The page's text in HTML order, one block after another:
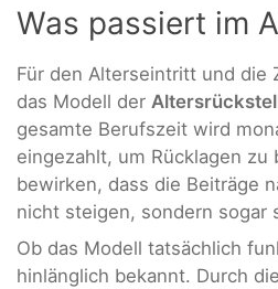
Was passiert im
Für den Alterseintritt und die
das Modell der
gesamte Berufszeit wird
eingezahlt, um Rücklagen zu
bewirken, dass die Beiträge
nicht steigen, sondern sogar
Ob das Modell tatsächlich
hinlänglich bekannt. Durch die